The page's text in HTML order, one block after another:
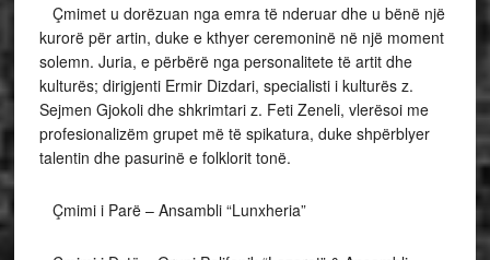
Çmimet u dorëzuan nga emra të nderuar dhe u bënë një
kurorë për artin, duke e kthyer ceremoninë në një moment
solemn. Juria, e përbërë nga personalitete të artit dhe
kulturës; dirigjenti Ermir Dizdari, specialisti i kulturës z.
Sejmen Gjokoli dhe shkrimtari z. Feti Zeneli, vlerësoi me
profesionalizëm grupet më të spikatura, duke shpërblyer
talentin dhe pasurinë e folklorit tonë.
Çmimi i Parë – Ansambli “Lunxheria”